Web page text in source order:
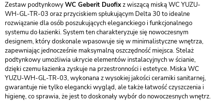
Zestaw podtynkowyWC Geberit Duofixz wiszącą miską WC YUZU-
WH-GL-TR-03 oraz przyciskiem spłukującym Delta 30 to idealne
rozwiązanie dla osób poszukujących eleganckiego i funkcjonalnego
systemu do łazienki. System ten charakteryzuje się nowoczesnym
designem, który doskonale wpasowuje się w minimalistyczne wnętrza,
zapewniając jednocześnie maksymalną oszczędność miejsca. Stelaż
podtynkowy umożliwia ukrycie elementów instalacyjnych w ścianie,
dzięki czemu łazienka zyskuje na przestronności i estetyce. Miska WC
YUZU-WH-GL-TR-03, wykonana z wysokiej jakości ceramiki sanitarnej,
gwarantuje nie tylko elegancki wygląd, ale także łatwość czyszczenia i
higienę, co sprawia, że jest to doskonały wybór do nowoczesnych wnętrz.